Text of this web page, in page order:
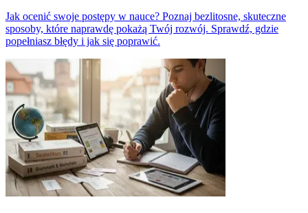
Jak ocenić swoje postępy w nauce? Poznaj bezlitosne, skuteczne
sposoby, które naprawdę pokażą Twój rozwój. Sprawdź, gdzie
popełniasz błędy i jak się poprawić.